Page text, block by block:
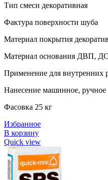
Тип смеси декоративная
Фактура поверхности шуба
Материал покрытия
Материал основания ДВП,
Применение для внутренних
Нанесение машинное, ручное
Фасовка 25 кг
Избранное
В корзину
Quick view